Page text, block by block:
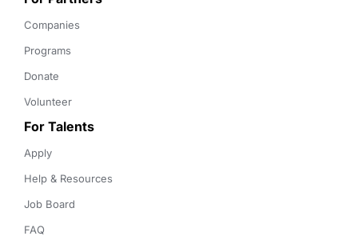
Companies
Programs
Donate
Volunteer
For Talents
Apply
Help & Resources
Job Board
FAQ